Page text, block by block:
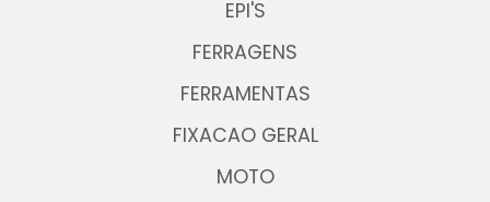
EPI'S
FERRAGENS
FERRAMENTAS
FIXACAO GERAL
MOTO